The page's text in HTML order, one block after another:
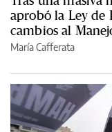
aprobó la Ley de
cambios al
María Cafferata